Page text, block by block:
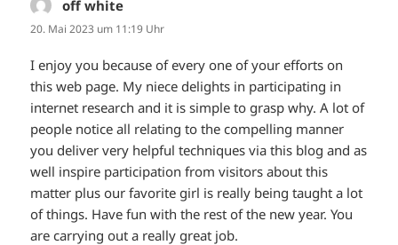
off white
20. Mai 2023 um 11:19 Uhr
I enjoy you because of every one of your efforts on
this web page. My niece delights in participating in
internet research and it is simple to grasp why. A lot of
people notice all relating to the compelling manner
you deliver very helpful techniques via this blog and as
well inspire participation from visitors about this
matter plus our favorite girl is really being taught a lot
of things. Have fun with the rest of the new year. You
are carrying out a really great job.